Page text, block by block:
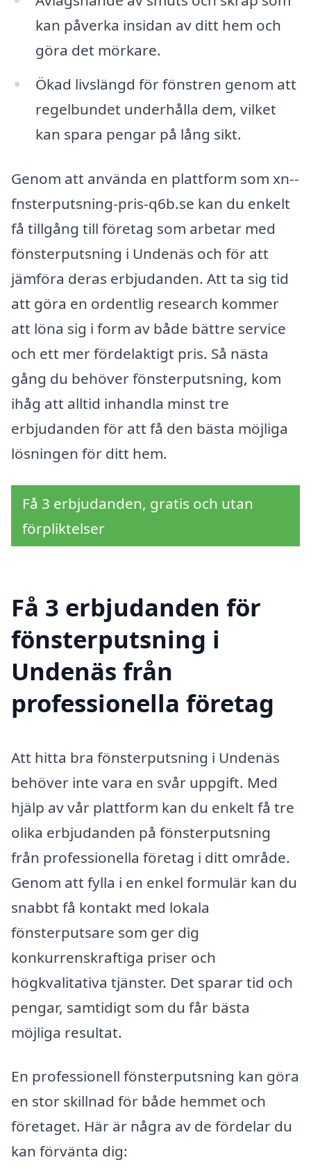
kan påverka insidan av ditt hem och
göra det mörkare.
Ökad livslängd för fönstren genom att
regelbundet underhålla dem, vilket
kan spara pengar på lång sikt.
Genom att använda en plattform som xn--
fnsterputsning-pris-q6b.se kan du enkelt
få tillgång till företag som arbetar med
fönsterputsning i Undenäs och för att
jämföra deras erbjudanden. Att ta sig tid
att göra en ordentlig research kommer
att löna sig i form av både bättre service
och ett mer fördelaktigt pris. Så nästa
gång du behöver fönsterputsning, kom
ihåg att alltid inhandla minst tre
erbjudanden för att få den bästa möjliga
lösningen för ditt hem.
Få 3 erbjudanden, gratis och utan
förpliktelser
Få 3 erbjudanden för
fönsterputsning i
Undenäs från
professionella företag
Att hitta bra fönsterputsning i Undenäs
behöver inte vara en svår uppgift. Med
hjälp av vår plattform kan du enkelt få tre
olika erbjudanden på fönsterputsning
från professionella företag i ditt område.
Genom att fylla i en enkel formulär kan du
snabbt få kontakt med lokala
fönsterputsare som ger dig
konkurrenskraftiga priser och
högkvalitativa tjänster. Det sparar tid och
pengar, samtidigt som du får bästa
möjliga resultat.
En professionell fönsterputsning kan göra
en stor skillnad för både hemmet och
företaget. Här är några av de fördelar du
kan förvänta dig: